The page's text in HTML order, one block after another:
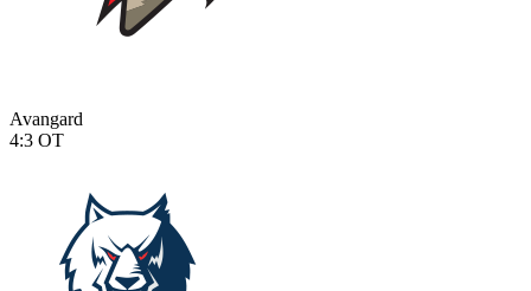
Avangard
4:3 OT